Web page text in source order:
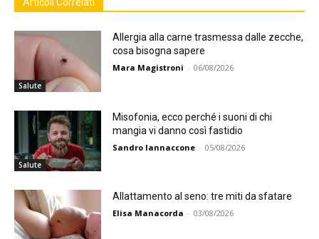
Salute
Allergia alla carne trasmessa dalle zecche,
cosa bisogna sapere
Mara Magistroni - 06/08/2026
Salute
Misofonia, ecco perché i suoni di chi
mangia vi danno così fastidio
Sandro Iannaccone - 05/08/2026
Allattamento al seno: tre miti da sfatare
Elisa Manacorda - 03/08/2026